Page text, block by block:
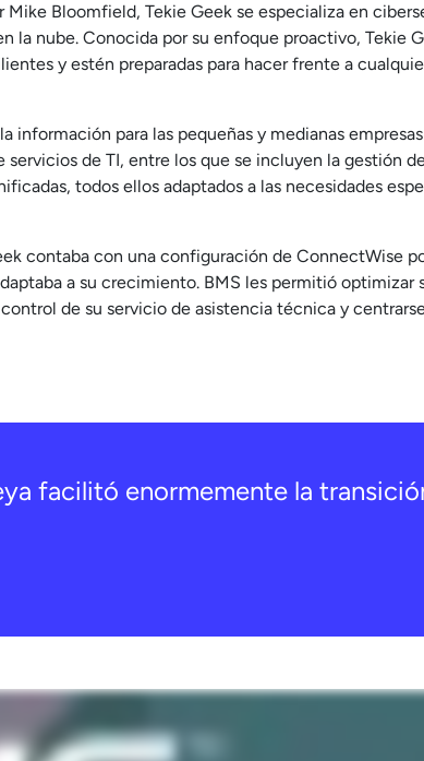
Mike Bloomfield, Tekie Geek se especializa en
la nube. Conocida por su enfoque proactivo, Tekie
y estén preparadas para hacer frente a
información para las pequeñas y medianas
de TI, entre los que se incluyen la gestión
todos ellos adaptados a las necesidades
contaba con una configuración de ConnectWise
a su crecimiento. BMS les permitió optimizar
de su servicio de asistencia técnica y
facilitó enormemente la